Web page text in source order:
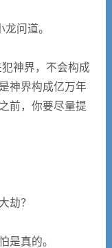
问道。
神界，不会构成
神界构成亿万年
前，你要尽量提
劫？
是真的。